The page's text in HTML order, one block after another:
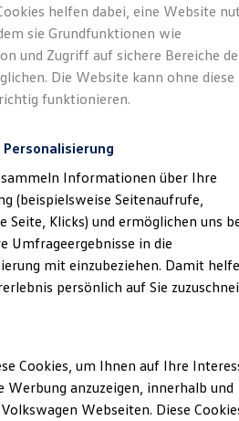
Leasing
Leasing
Leasing
Leasing
Anzahlung
mit Schlussrate
und Garantien
Class bei Volkswagen
Sie jetzt
ID.3 Neo!
(Impressum & Rechtliches )
helfen dabei, eine Website
sie Grundfunktionen wie
und Zugriff auf sichere Bereiche
Die Website kann ohne diese
funktionieren.
sammeln Informationen über Ihre
(beispielsweise Seitenaufrufe,
Seite, Klicks) und ermöglichen uns
Umfrageergebnisse in die
mit einzubeziehen. Damit
persönlich auf Sie
Cookies, um Ihnen auf Ihre
Werbung anzuzeigen, innerhalb und
Webseiten. Diese